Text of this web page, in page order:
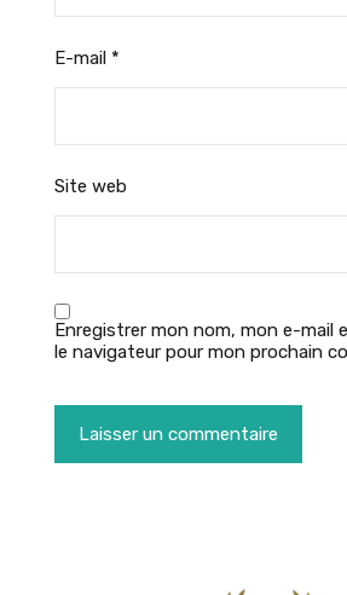
E-mail *
Site web
Enregistrer mon nom, mon e-mail
le navigateur pour mon prochain